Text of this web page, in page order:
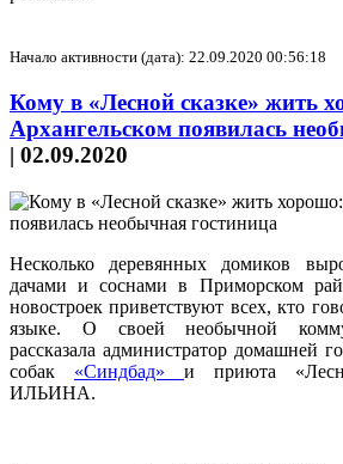
Начало активности (дата): 22.09.2020 00:56:18
Кому в «Лесной сказке» жить
Архангельском появилась
| 02.09.2020
Несколько деревянных домиков
дачами и соснами в Приморском
новостроек приветствуют всех, кто
языке. О своей необычной
рассказала администратор домашней
собак «Синдбад» и приюта
ИЛЬИНА.